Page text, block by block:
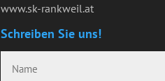
www.sk-rankweil.at
Schreiben Sie uns!